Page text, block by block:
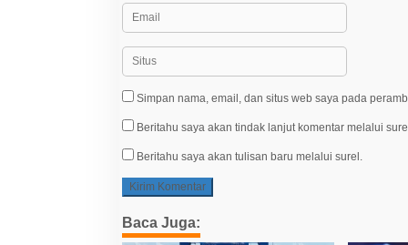
Simpan nama, email, dan situs web saya pada
Beritahu saya akan tindak lanjut komentar melalui
Beritahu saya akan tulisan baru melalui surel.
Baca Juga: